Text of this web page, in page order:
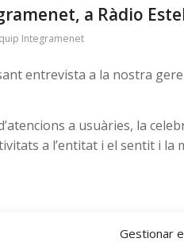
Gestionar
a Ràdio
Integramenet
entrevista a la nostra
a usuàries, la
a l’entitat i el sentit i la